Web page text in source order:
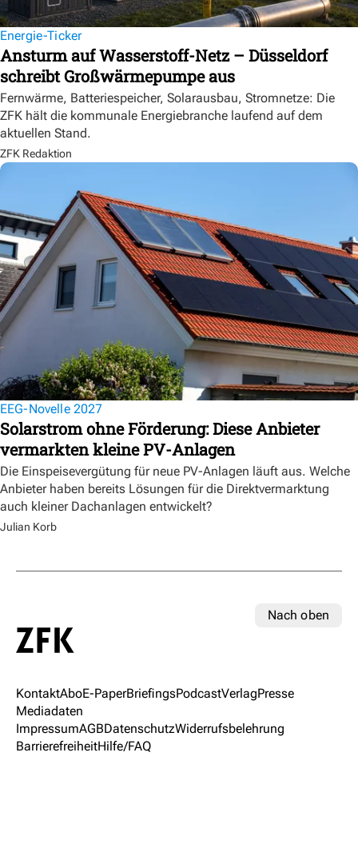
Energie-Ticker
Ansturm auf Wasserstoff-Netz – Düsseldorf
schreibt Großwärmepumpe aus
Fernwärme, Batteriespeicher, Solarausbau, Stromnetze: Die
ZFK hält die kommunale Energiebranche laufend auf dem
aktuellen Stand.
ZFK Redaktion
EEG-Novelle 2027
Solarstrom ohne Förderung: Diese Anbieter
vermarkten kleine PV-Anlagen
Die Einspeisevergütung für neue PV-Anlagen läuft aus. Welche
Anbieter haben bereits Lösungen für die Direktvermarktung
auch kleiner Dachanlagen entwickelt?
Julian Korb
Nach oben
KontaktAboE-PaperBriefingsPodcastVerlagPresse
Mediadaten
ImpressumAGBDatenschutzWiderrufsbelehrung
BarrierefreiheitHilfe/FAQ